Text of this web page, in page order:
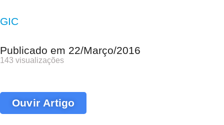
GIC
Publicado em 22/Março/2016
143 visualizações
Ouvir Artigo